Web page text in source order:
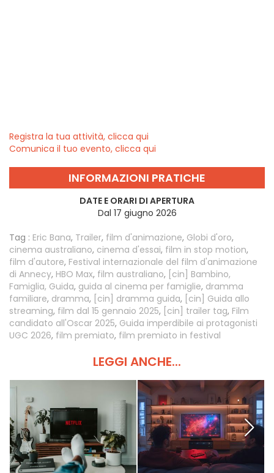
Registra la tua attività, clicca qui
Comunica il tuo evento, clicca qui
INFORMAZIONI PRATICHE
DATE E ORARI DI APERTURA
Dal 17 giugno 2026
Tag : Eric Bana, Trailer, film d'animazione, Globi d'oro,
cinema australiano, cinema d'essai, film in stop motion,
film d'autore, Festival internazionale del film d'animazione
di Annecy, HBO Max, film australiano, [cin] Bambino,
Famiglia, Guida, guida al cinema per famiglie, dramma
familiare, dramma, [cin] dramma guida, [cin] Guida allo
streaming, film dal 15 gennaio 2025, [cin] trailer tag, Film
candidato all'Oscar 2025, Guida imperdibile ai protagonisti
UGC 2026, film premiato, film premiato in festival
LEGGI ANCHE...